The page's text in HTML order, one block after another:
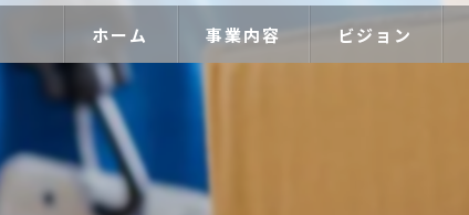
ホーム 事業内容 ビジョン